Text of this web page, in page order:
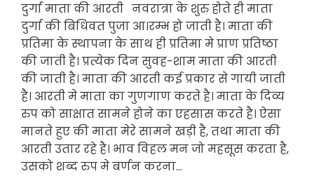
दुर्गा माता की आरती नवरात्रा के शुरु होते ही माता
दुर्गा की बिधिवत पुजा आ।रम्भ हो जाती है। माता की
प्रतिमा के स्थापना के साथ ही प्रतिमा मे प्राण प्रतिष्ठा
की जाती है। प्रत्येक दिन सुवह-शाम माता की आरती
की जाती है। माता की आरती कई प्रकार से गायी जाती
है। आरती मे माता का गुणगाण करते है। माता के दिव्य
रुप को साक्षात सामने होने का एहसास करते है। ऐसा
मानते हुए की माता मेरे सामने खड़ी है, तथा माता की
आरती उतार रहे है। भाव विहल मन जो महसूस करता है,
उसको शब्द रुप मे बर्णन करना…